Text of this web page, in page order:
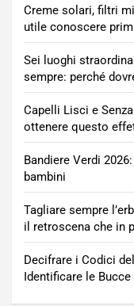
Creme solari, filtri
utile conoscere
Sei luoghi
sempre: perché
Capelli Lisci e
ottenere questo
Bandiere Verdi
bambini
Tagliare sempre
il retroscena che in
Decifrare i Codici
Identificare le